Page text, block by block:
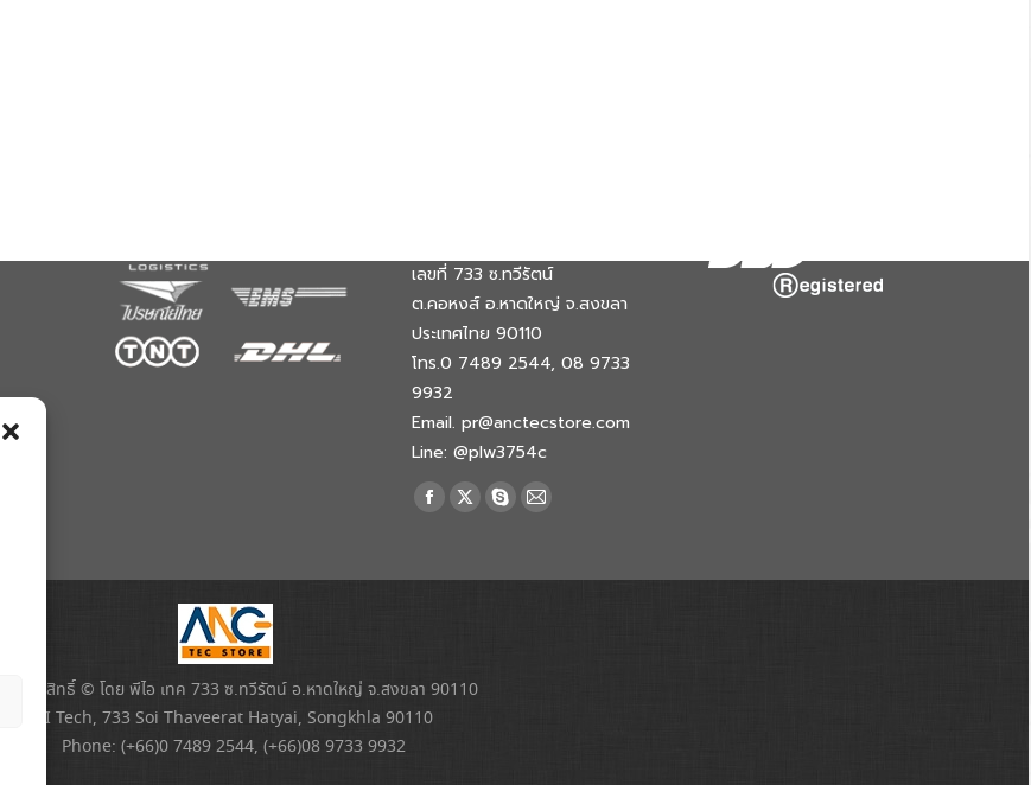
เลขที่ 733 ซ.ทวีรัตน์
ต.คอหงส์ อ.หาดใหญ่ จ.สงขลา
ประเทศไทย 90110
โทร.0 7489 2544, 08 9733
9932
Email. pr@anctecstore.com
Line: @plw3754c
Find us on:
Facebook
X
Skype
Mail
สงวนลิขสิทธิ์ © โดย พีไอ เทค 733 ซ.ทวีรัตน์ อ.หาดใหญ่ จ.สงขลา 90110
PI Tech, 733 Soi Thaveerat Hatyai, Songkhla 90110
Phone: (+66)0 7489 2544, (+66)08 9733 9932